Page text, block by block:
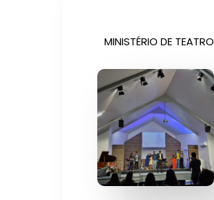
MINISTÉRIO DE TEATRO